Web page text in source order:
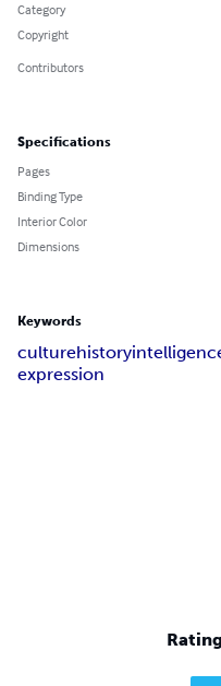
Category
Copyright
Contributors
Specifications
Pages
Binding Type
Interior Color
Dimensions
Keywords
culturehistory
expression